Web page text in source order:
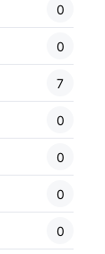
0
0
7
0
0
0
0